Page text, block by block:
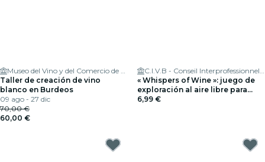
Museo del Vino y del Comercio de Burdeos
Taller de creación de vino
blanco en Burdeos
09 ago - 27 dic
70,00 €
60,00 €
C.I.V.B - Conseil Interprofessionnel du Vin de Bordeaux
« Whispers of Wine »: juego de
exploración al aire libre para
descubrir los grandes vinos de
6,99 €